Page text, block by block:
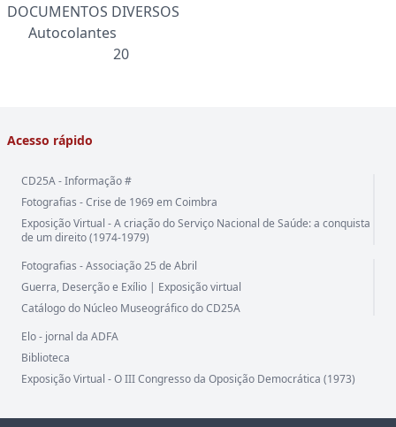
DOCUMENTOS DIVERSOS
Autocolantes
20
Acesso rápido
CD25A - Informação #
Fotografias - Crise de 1969 em Coimbra
Exposição Virtual - A criação do Serviço Nacional de Saúde: a conquista
de um direito (1974-1979)
Fotografias - Associação 25 de Abril
Guerra, Deserção e Exílio | Exposição virtual
Catálogo do Núcleo Museográfico do CD25A
Elo - jornal da ADFA
Biblioteca
Exposição Virtual - O III Congresso da Oposição Democrática (1973)